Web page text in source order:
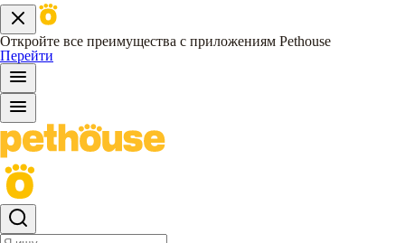
Откройте все преимущества с приложениям Pethouse
Перейти